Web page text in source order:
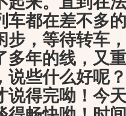
车都在差不多
步，等待转车
多年的线，又
些什么好呢
说得完呦！今